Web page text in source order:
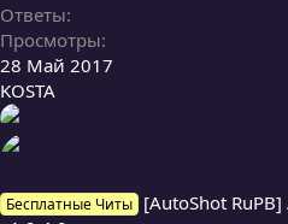
Ответы
Просмотры
28 Май 2017
KOSTA
Бесплатные Читы [AutoShot RuPB]